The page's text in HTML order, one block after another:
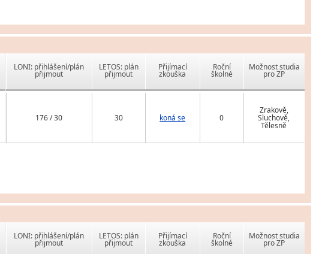
LONI: přihlášení/plán
přijmout
LETOS: plán
přijmout
Přijímací
zkouška
Roční
školné
Možnost studia
pro ZP
176 / 30 30 koná se 0
Zrakově,
Sluchově,
Tělesně
LONI: přihlášení/plán
přijmout
LETOS: plán
přijmout
Přijímací
zkouška
Roční
školné
Možnost studia
pro ZP